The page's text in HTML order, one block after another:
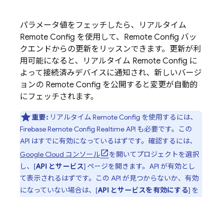
パラメータ値をフェッチしたら、リアルタイム
Remote Config を使用して、 Remote Config バッ
クエンドからの更新をリッスンできます。更新が利
用可能になると、リアルタイム Remote Config に
よって接続済みデバイスに通知され、新しいバージ
ョンの Remote Config を公開すると変更が自動的
にフェッチされます。
重要:リアルタイム Remote Config を使用するには、
Firebase Remote Config Realtime API も必要です。この
API はすでに有効になっているはずです。確認するには、
Google Cloud コンソール
を開いてプロジェクトを選択
し、[API とサービス] ページを開きます。API が有効とし
て表示されるはずです。この API が見つからないか、有効
になっていない場合は、[API とサービスを有効にする] を